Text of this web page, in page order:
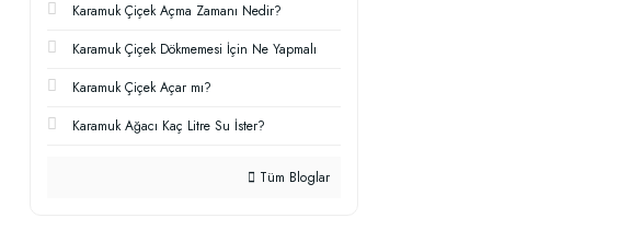
Karamuk Çiçek Açma Zamanı Nedir?
Karamuk Çiçek Dökmemesi İçin Ne Yapmalı
Karamuk Çiçek Açar mı?
Karamuk Ağacı Kaç Litre Su İster?
Tüm Bloglar